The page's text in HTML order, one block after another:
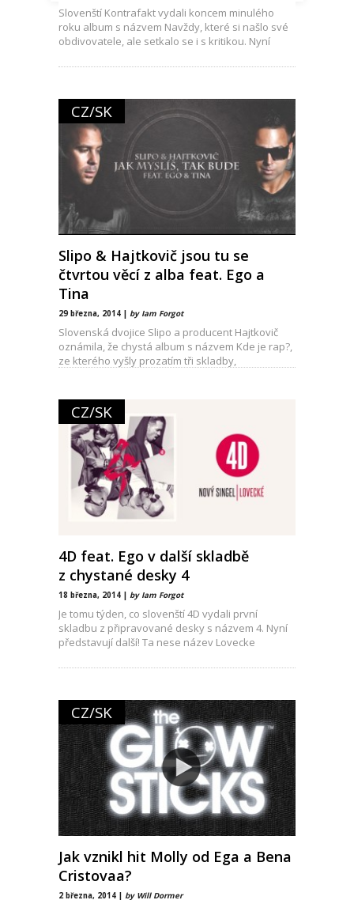
Slovenští Kontrafakt vydali koncem minulého
roku album s názvem Navždy, které si našlo své
obdivovatele, ale setkalo se i s kritikou. Nyní
CZ/SK
Slipo & Hajtkovič jsou tu se
čtvrtou věcí z alba feat. Ego a
Tina
29 března, 2014 | by Iam Forgot
Slovenská dvojice Slipo a producent Hajtkovič
oznámila, že chystá album s názvem Kde je rap?,
ze kterého vyšly prozatím tři skladby,
CZ/SK
4D feat. Ego v další skladbě
z chystané desky 4
18 března, 2014 | by Iam Forgot
Je tomu týden, co slovenští 4D vydali první
skladbu z připravované desky s názvem 4. Nyní
představují další! Ta nese název Lovecke
CZ/SK
Jak vznikl hit Molly od Ega a Bena
Cristovaa?
2 března, 2014 | by Will Dormer